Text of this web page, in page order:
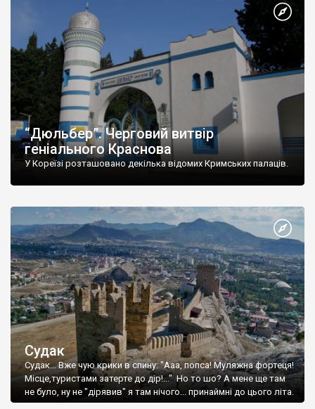
“Дюльбер”. Черговий витвір
геніального Краснова
У Кореїзі розташовано декілька відомих Кримських палаців.
Судак
Судак... Вже чую крики в спину: "Ааа, попса! Муляжна фортеця!
Місце,туристами затерте до дір!..." Но то шо? А мене ще там
не було, ну не "дірявив" я там нічого... принаймні до цього літа.